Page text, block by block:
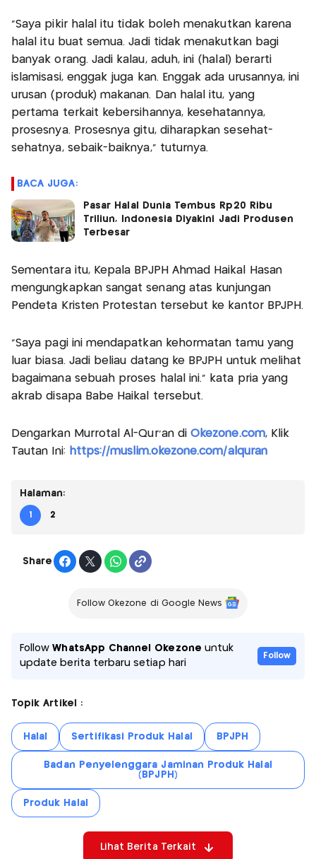
"Saya pikir halal itu tidak boleh menakutkan karena
halal itu buat semua. Jadi tidak menakutkan bagi
banyak orang. Jadi kalau, aduh, ini (halal) berarti
islamisasi, enggak juga kan. Enggak ada urusannya, ini
urusan (produk) makanan. Dan halal itu, yang
pertama terkait kebersihannya, kesehatannya,
prosesnya. Prosesnya gitu, diharapkan sesehat-
sehatnya, sebaik-baiknya," tuturnya.
BACA JUGA:
Pasar Halal Dunia Tembus Rp20 Ribu
Triliun, Indonesia Diyakini Jadi Produsen
Terbesar
Sementara itu, Kepala BPJPH Ahmad Haikal Hasan
mengungkapkan sangat senang atas kunjungan
Pendeta Kristen Protestan tersebut ke kantor BPJPH.
"Saya pagi ini mendapatkan kehormatan tamu yang
luar biasa. Jadi beliau datang ke BPJPH untuk melihat
bagaimana sebuah proses halal ini." kata pria yang
akrab disapa Babe Haikal tersebut.
Dengarkan Murrotal Al-Qur'an diOkezone.com, Klik
Tautan Ini: https://muslim.okezone.com/alquran
Halaman:
1 2
Share
Follow Okezone di Google News
FollowWhatsApp Channel Okezone untuk
update berita terbaru setiap hari
Follow
Topik Artikel :
Halal Sertifikasi Produk Halal BPJPH
Badan Penyelenggara Jaminan Produk Halal
(BPJPH)
Produk Halal
Lihat Berita Terkait